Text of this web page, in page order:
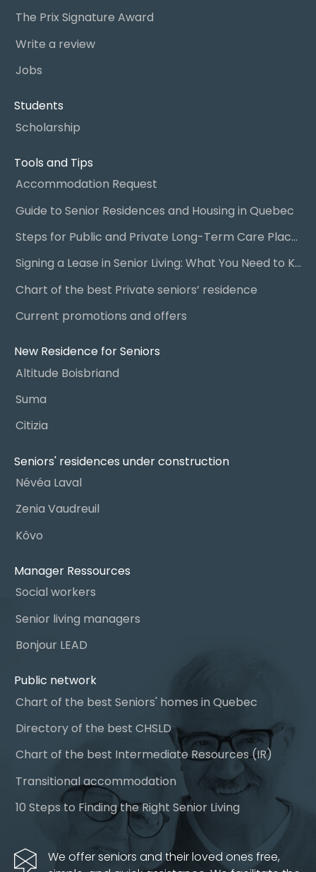
The Prix Signature Award
Write a review
Jobs
Students
Scholarship
Tools and Tips
Accommodation Request
Guide to Senior Residences and Housing in Quebec
Steps for Public and Private Long-Term Care Placement
Signing a Lease in Senior Living: What You Need to Know
Chart of the best Private seniors’ residence
Current promotions and offers
New Residence for Seniors
Altitude Boisbriand
Suma
Citizia
Seniors' residences under construction
Névéa Laval
Zenia Vaudreuil
Kôvo
Manager Ressources
Social workers
Senior living managers
Bonjour LEAD
Public network
Chart of the best Seniors' homes in Quebec
Directory of the best CHSLD
Chart of the best Intermediate Resources (IR)
Transitional accommodation
10 Steps to Finding the Right Senior Living
We offer seniors and their loved ones free,